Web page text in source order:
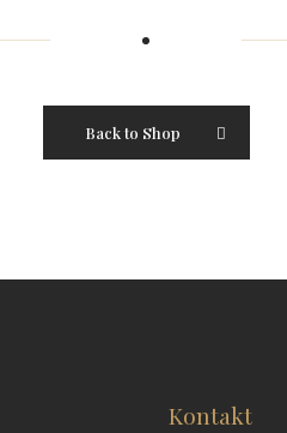
Back to Shop
Kontakt